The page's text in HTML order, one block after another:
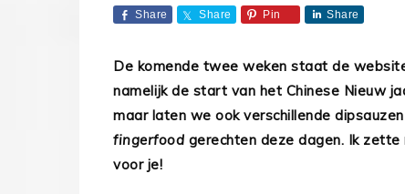
Share Share Pin Share
De komende twee weken staat de
namelijk de start van het Chinese Nieuw
maar laten we ook verschillende
fingerfood gerechten deze dagen. Ik
voor je!